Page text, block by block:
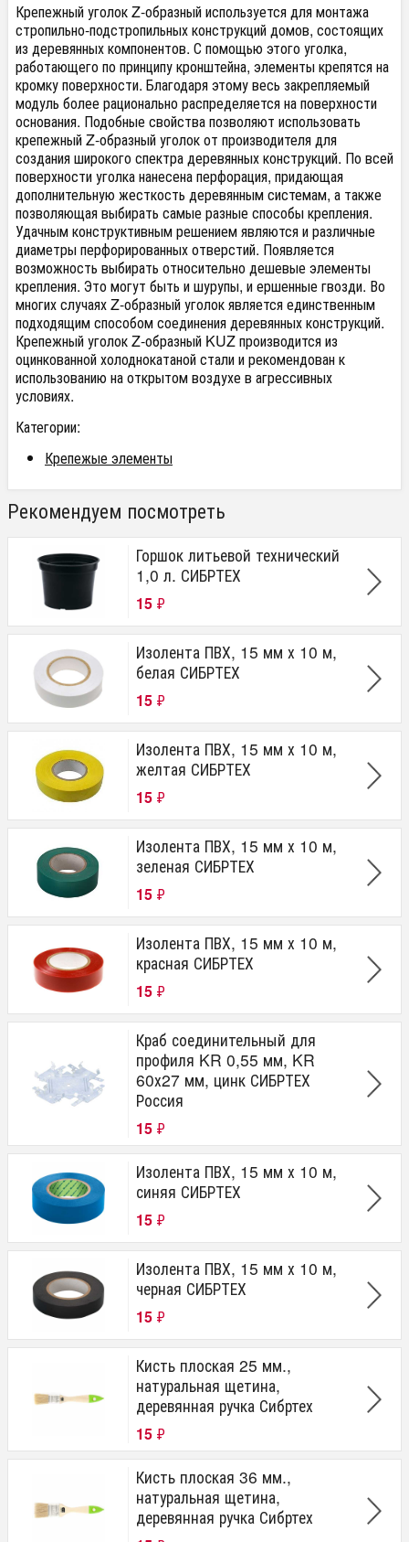
Крепежный уголок Z-образный используется для монтажа
стропильно-подстропильных конструкций домов, состоящих
из деревянных компонентов. С помощью этого уголка,
работающего по принципу кронштейна, элементы крепятся на
кромку поверхности. Благодаря этому весь закрепляемый
модуль более рационально распределяется на поверхности
основания. Подобные свойства позволяют использовать
крепежный Z-образный уголок от производителя для
создания широкого спектра деревянных конструкций. По всей
поверхности уголка нанесена перфорация, придающая
дополнительную жесткость деревянным системам, а также
позволяющая выбирать самые разные способы крепления.
Удачным конструктивным решением являются и различные
диаметры перфорированных отверстий. Появляется
возможность выбирать относительно дешевые элементы
крепления. Это могут быть и шурупы, и ершенные гвозди. Во
многих случаях Z-образный уголок является единственным
подходящим способом соединения деревянных конструкций.
Крепежный уголок Z-образный KUZ производится из
оцинкованной холоднокатаной стали и рекомендован к
использованию на открытом воздухе в агрессивных
условиях.
Категории:
Крепежые элементы
Рекомендуем посмотреть
Горшок литьевой технический
1,0 л. СИБРТЕХ
15 ₽
Изолента ПВХ, 15 мм х 10 м,
белая СИБРТЕХ
15 ₽
Изолента ПВХ, 15 мм х 10 м,
желтая СИБРТЕХ
15 ₽
Изолента ПВХ, 15 мм х 10 м,
зеленая СИБРТЕХ
15 ₽
Изолента ПВХ, 15 мм х 10 м,
красная СИБРТЕХ
15 ₽
Краб соединительный для
профиля KR 0,55 мм, KR
60х27 мм, цинк СИБРТЕХ
Россия
15 ₽
Изолента ПВХ, 15 мм х 10 м,
синяя СИБРТЕХ
15 ₽
Изолента ПВХ, 15 мм х 10 м,
черная СИБРТЕХ
15 ₽
Кисть плоская 25 мм.,
натуральная щетина,
деревянная ручка Сибртех
15 ₽
Кисть плоская 36 мм.,
натуральная щетина,
деревянная ручка Сибртех